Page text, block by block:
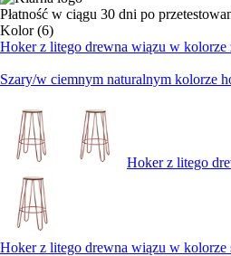
Płatność w ciągu 30 dni po
Kolor (6)
Hoker z litego drewna wiązu w kolorze
Szary/w ciemnym naturalnym kolorze
Hoker z litego
Hoker z litego drewna wiązu w kolorze